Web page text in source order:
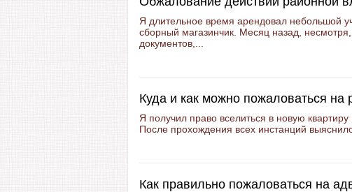
Я длительное время арендовал небольшой
сборный магазинчик. Месяц назад,
документов,...
Куда и как можно пожаловаться на
Я получил право вселиться в новую квартиру
После прохождения всех инстанций
Как правильно пожаловаться на